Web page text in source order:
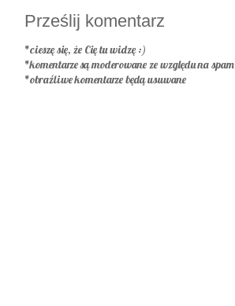
Prześlij komentarz
*cieszę się, że Cię tu widzę :)
*komentarze są moderowane ze względu na spam
*obraźliwe komentarze będą usuwane